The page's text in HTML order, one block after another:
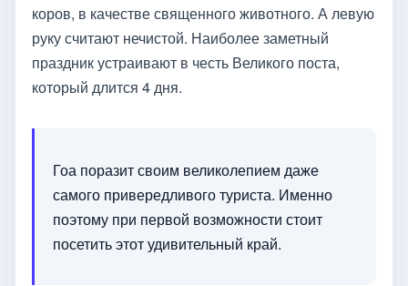
коров, в качестве священного животного. А левую
руку считают нечистой. Наиболее заметный
праздник устраивают в честь Великого поста,
который длится 4 дня.
Гоа поразит своим великолепием даже
самого привередливого туриста. Именно
поэтому при первой возможности стоит
посетить этот удивительный край.